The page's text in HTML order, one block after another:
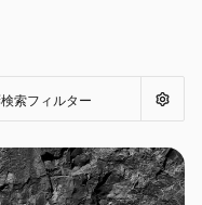
検索フィルター